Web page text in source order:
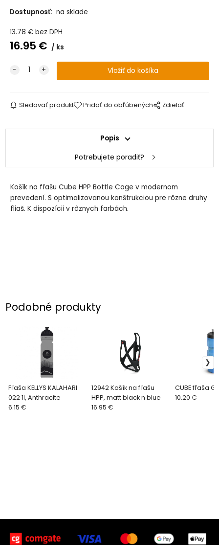
Dostupnosť: na sklade
13.78 € bez DPH
16.95 € ks
Sledovať produkt Pridať do obľúbených Zdielať
Popis
Potrebujete poradiť?
Košík na fľašu Cube HPP Bottle Cage v modernom
prevedení. S optimalizovanou konštrukciou pre rôzne druhy
fliaš. K dispozícii v rôznych farbách.
Podobné produkty
Fľaša KELLYS KALAHARI
022 1l, Anthracite
6.15 €
12942 Košík na fľašu
HPP, matt black n blue
16.95 €
CUBE fľaša
10.20 €